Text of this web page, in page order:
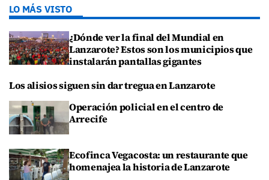
LO MÁS VISTO
¿Dónde ver la final del Mundial en
Lanzarote? Estos son los municipios que
instalarán pantallas gigantes
Los alisios siguen sin dar tregua en Lanzarote
Operación policial en el centro de
Arrecife
Ecofinca Vegacosta: un restaurante que
homenajea la historia de Lanzarote